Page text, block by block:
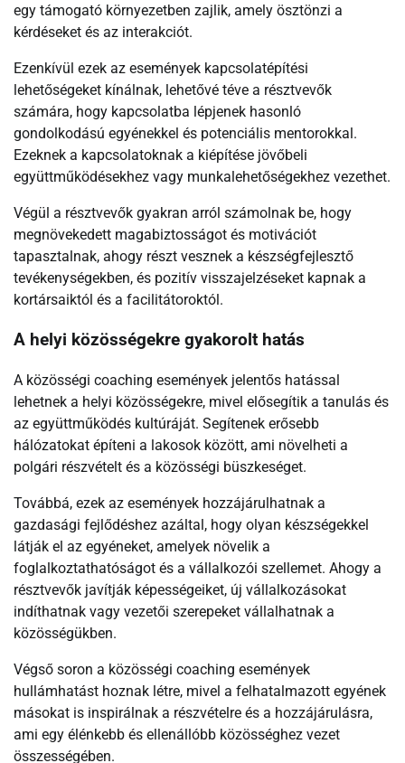
egy támogató környezetben zajlik, amely ösztönzi a
kérdéseket és az interakciót.
Ezenkívül ezek az események kapcsolatépítési
lehetőségeket kínálnak, lehetővé téve a résztvevők
számára, hogy kapcsolatba lépjenek hasonló
gondolkodású egyénekkel és potenciális mentorokkal.
Ezeknek a kapcsolatoknak a kiépítése jövőbeli
együttműködésekhez vagy munkalehetőségekhez vezethet.
Végül a résztvevők gyakran arról számolnak be, hogy
megnövekedett magabiztosságot és motivációt
tapasztalnak, ahogy részt vesznek a készségfejlesztő
tevékenységekben, és pozitív visszajelzéseket kapnak a
kortársaiktól és a facilitátoroktól.
A helyi közösségekre gyakorolt hatás
A közösségi coaching események jelentős hatással
lehetnek a helyi közösségekre, mivel elősegítik a tanulás és
az együttműködés kultúráját. Segítenek erősebb
hálózatokat építeni a lakosok között, ami növelheti a
polgári részvételt és a közösségi büszkeséget.
Továbbá, ezek az események hozzájárulhatnak a
gazdasági fejlődéshez azáltal, hogy olyan készségekkel
látják el az egyéneket, amelyek növelik a
foglalkoztathatóságot és a vállalkozói szellemet. Ahogy a
résztvevők javítják képességeiket, új vállalkozásokat
indíthatnak vagy vezetői szerepeket vállalhatnak a
közösségükben.
Végső soron a közösségi coaching események
hullámhatást hoznak létre, mivel a felhatalmazott egyének
másokat is inspirálnak a részvételre és a hozzájárulásra,
ami egy élénkebb és ellenállóbb közösséghez vezet
összességében.